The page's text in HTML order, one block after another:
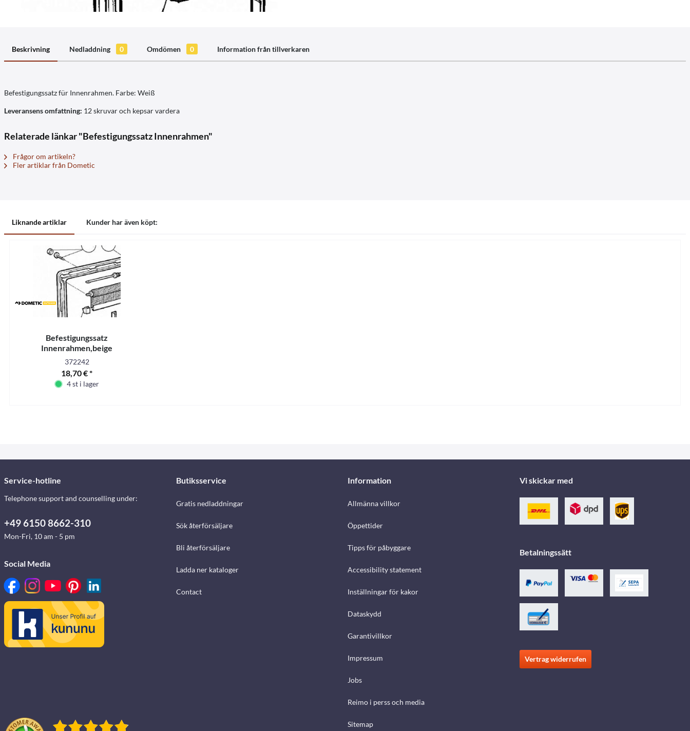
Beskrivning Nedladdning 0 Omdömen 0 Information från tillverkaren
Befestigungssatz für Innenrahmen. Farbe: Weiß
Leveransens omfattning: 12 skruvar och kepsar vardera
Relaterade länkar "Befestigungssatz Innenrahmen"
Frågor om artikeln?
Fler artiklar från Dometic
Liknande artiklar Kunder har även köpt:
Befestigungssatz
Innenrahmen,beige
372242
18,70 € *
4 st i lager
Service-hotline
Telephone support and counselling under:
+49 6150 8662-310
Mon-Fri, 10 am - 5 pm
Social Media
Butiksservice
Gratis nedladdningar
Sök återförsäljare
Bli återförsäljare
Ladda ner kataloger
Contact
Information
Allmänna villkor
Öppettider
Tipps för påbyggare
Accessibility statement
Inställningar för kakor
Dataskydd
Garantivillkor
Impressum
Jobs
Reimo i perss och media
Sitemap
Vi skickar med
Betalningssätt
Vertrag widerrufen